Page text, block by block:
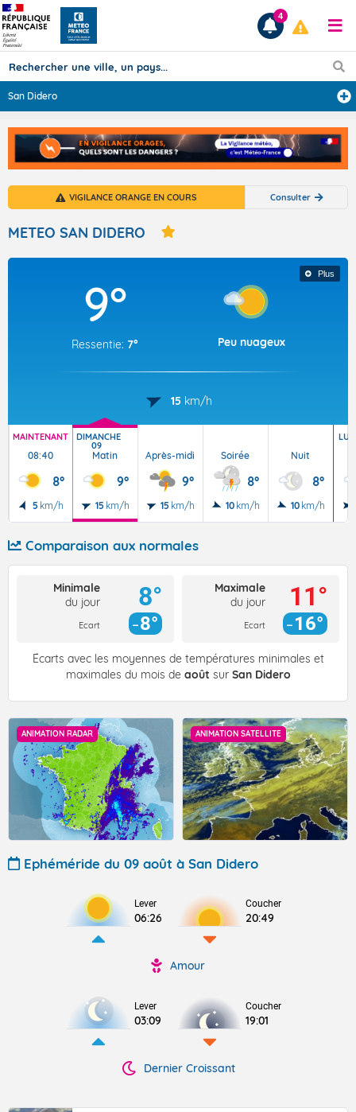
Prévisions
TOUS LES RÉSULTATS
Articles
4
San Didero
VIGILANCE ORANGE EN COURS Consulter
METEO SAN DIDERO
Plus
9°
Ressentie: 7° Peu nuageux
15 km/h
MAINTENANT
08:40
8°
5 km/h
DIMANCHE
09
Matin
9°
15 km/h
Après-midi
9°
15 km/h
Soirée
8°
10 km/h
Nuit
8°
10 km/h
Comparaison aux normales
Minimale
du jour
Ecart
8°
8°
Maximale
du jour
Ecart
11°
16°
Écarts avec les moyennes de températures minimales et
maximales du mois de août sur San Didero
ANIMATION RADAR ANIMATION SATELLITE
Ephéméride du 09 août à San Didero
Lever
06:26
Coucher
20:49
Amour
Lever
03:09
Coucher
19:01
Dernier Croissant